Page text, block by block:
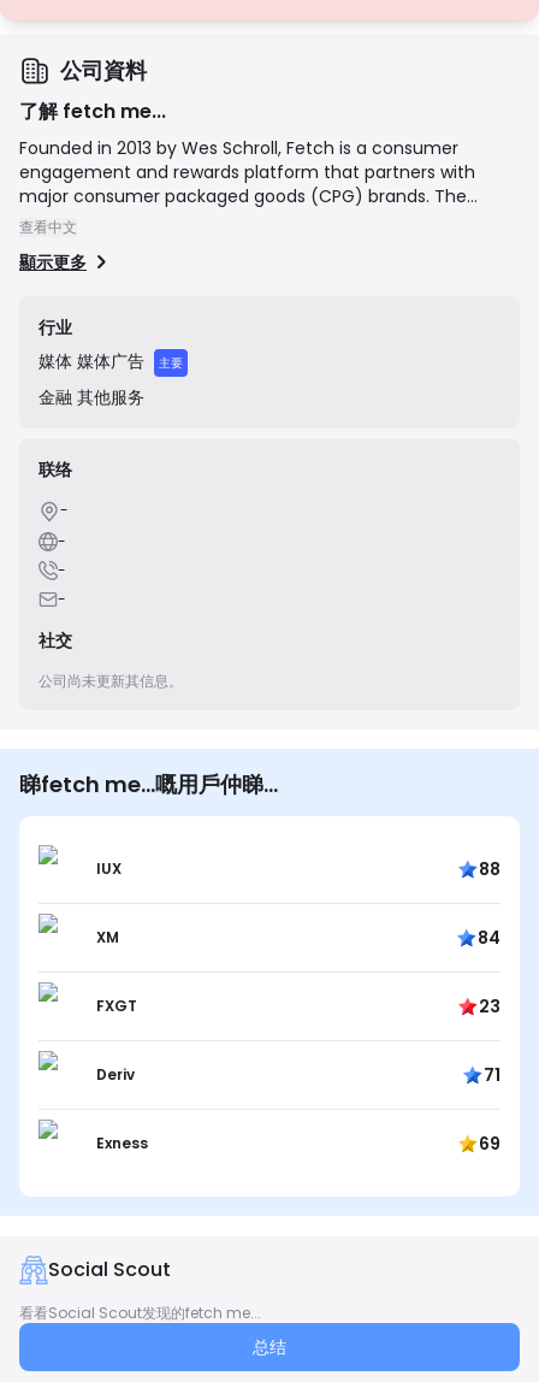
公司資料
了解 fetch me...
Founded in 2013 by Wes Schroll, Fetch is a consumer
engagement and rewards platform that partners with
major consumer packaged goods (CPG) brands. The
company's mission is to create a seamless connection
Fetch app, snap photos of their shopping receipts from
points on their purchases, with bonus points awarded for
buying products from partner brands. These points can
then be redeemed for a wide variety of gift cards. The
platform provides brands with valuable, real-time data on
consumer purchasing behavior, enabling them to offer
查看中文
顯示更多
行业
媒体 媒体广告 主要
金融 其他服务
联络
-
-
-
-
社交
公司尚未更新其信息。
睇fetch me...嘅用戶仲睇…
IUX 88
XM 84
FXGT 23
Deriv 71
Exness 69
Social Scout
看看Social Scout发现的fetch me...
总结